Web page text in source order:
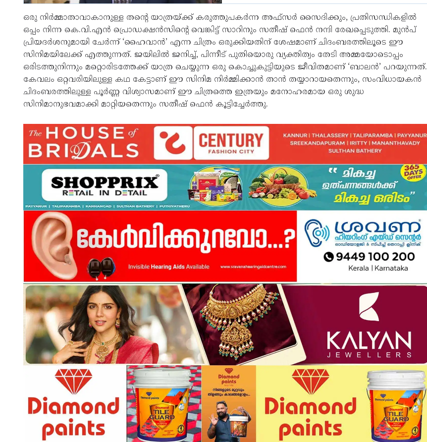
ഒരു നിർമ്മാതാവാകാനുള്ള തന്റെ യാത്രയ്ക്ക് കരുത്തുപകർന്ന അഫ്സർ സൈദിക്കും, പ്രതിസന്ധികളിൽ
ഒപ്പം നിന്ന കെ.വി.എൻ പ്രൊഡക്ഷൻസിന്റെ വെങ്കിട്ട് സാറിനും സതീഷ് ഫെൻ നന്ദി രേഖപ്പെടുത്തി. മുൻപ്
പ്രിയദർശനുമായി ചേർന്ന് ‘ഹൈവാൻ’ എന്ന ചിത്രം ഒരുക്കിയതിന് ശേഷമാണ് ചിദംബരത്തിലൂടെ ഈ
സിനിമയിലേക്ക് എത്തുന്നത്. ജയിലിൽ ജനിച്ച്, പിന്നീട് പുതിയൊരു വ്യക്തിത്വം തേടി അമ്മയോടൊപ്പം
ഒരിടത്തുനിന്നും മറ്റൊരിടത്തേക്ക് യാത്ര ചെയ്യുന്ന ഒരു കൊച്ചുകുട്ടിയുടെ ജീവിതമാണ് ‘ബാലൻ’ പറയുന്നത്.
കേവലം ഒറ്റവരിയിലുള്ള കഥ കേട്ടാണ് ഈ സിനിമ നിർമ്മിക്കാൻ താൻ തയ്യാറായതെന്നും, സംവിധായകൻ
ചിദംബരത്തിലുള്ള പൂർണ്ണ വിശ്വാസമാണ് ഈ ചിത്രത്തെ ഇത്രയും മനോഹരമായ ഒരു ശുദ്ധ
സിനിമാനുഭവമാക്കി മാറ്റിയതെന്നും സതീഷ് ഫെൻ കൂട്ടിച്ചേർത്തു.